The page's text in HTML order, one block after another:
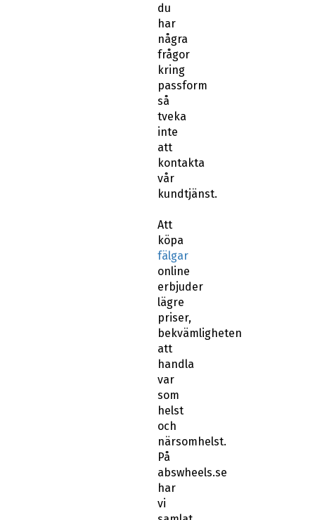
du
har
några
frågor
kring
passform
så
tveka
inte
att
kontakta
vår
kundtjänst.
Att
köpa
fälgar
online
erbjuder
lägre
priser,
bekvämligheten
att
handla
var
som
helst
och
närsomhelst.
På
abswheels.se
har
vi